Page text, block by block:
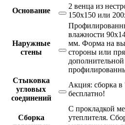
Основание
2 венца из
150х150 или
Наружные
стены
влажности
мм. Форма на
стороны или
Стыковка
угловых
соединений
Акция: сборка
бесплатно!
Сборка
С прокладкой
утеплителя.